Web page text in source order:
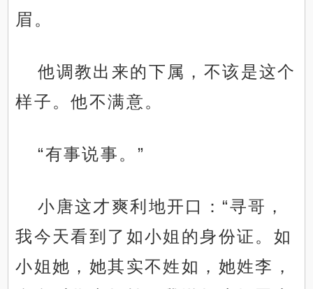
眉。
他调教出来的下属，不该是这个
样子。他不满意。
“有事说事。”
小唐这才爽利地开口：“寻哥，
我今天看到了如小姐的身份证。如
小姐她，她其实不姓如，她姓李，